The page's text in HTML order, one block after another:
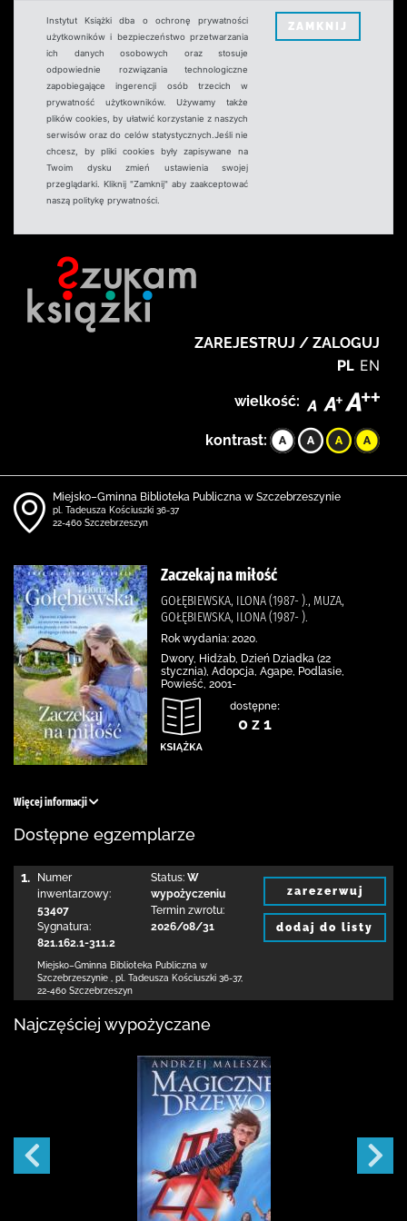
Instytut Książki dba o ochronę prywatności
użytkowników i bezpieczeństwo przetwarzania
ich danych osobowych oraz stosuje
odpowiednie rozwiązania technologiczne
zapobiegające ingerencji osób trzecich w
prywatność użytkowników. Używamy także
plików cookies, by ułatwić korzystanie z naszych
serwisów oraz do celów statystycznych.Jeśli nie
chcesz, by pliki cookies były zapisywane na
Twoim dysku zmień ustawienia swojej
przeglądarki. Kliknij "Zamknij" aby zaakceptować
naszą politykę prywatności.
ZAMKNIJ
ZAREJESTRUJ / ZALOGUJ
PL EN
wielkość:
kontrast:
Miejsko–Gminna Biblioteka Publiczna w Szczebrzeszynie
pl. Tadeusza Kościuszki 36-37
22-460 Szczebrzeszyn
Zaczekaj na miłość
GOŁĘBIEWSKA, ILONA (1987- )., MUZA,
GOŁĘBIEWSKA, ILONA (1987- ).
Rok wydania: 2020.
Dwory, Hidżab, Dzień Dziadka (22
stycznia), Adopcja, Agape, Podlasie,
Powieść, 2001-
dostępne:
0 z 1
Więcej informacji
Dostępne egzemplarze
1.
Numer
inwentarzowy:
53407
Sygnatura:
821.162.1-311.2
Status: W
wypożyczeniu
Termin zwrotu:
2026/08/31
Miejsko–Gminna Biblioteka Publiczna w
Szczebrzeszynie
pl. Tadeusza Kościuszki 36-37,
22-460 Szczebrzeszyn
zarezerwuj
dodaj do listy
Najczęściej wypożyczane